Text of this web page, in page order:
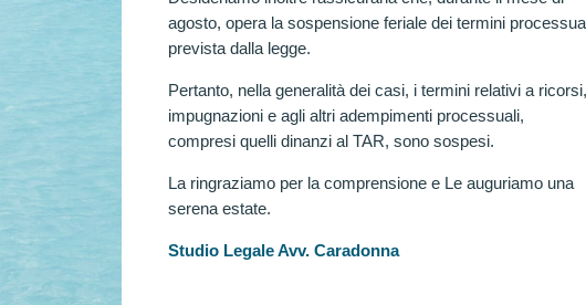
agosto, opera la sospensione feriale dei termini
prevista dalla legge.
Pertanto, nella generalità dei casi, i termini relativi a ricorsi,
impugnazioni e agli altri adempimenti processuali,
compresi quelli dinanzi al TAR, sono sospesi.
La ringraziamo per la comprensione e Le auguriamo una
serena estate.
Studio Legale Avv. Caradonna
di
per